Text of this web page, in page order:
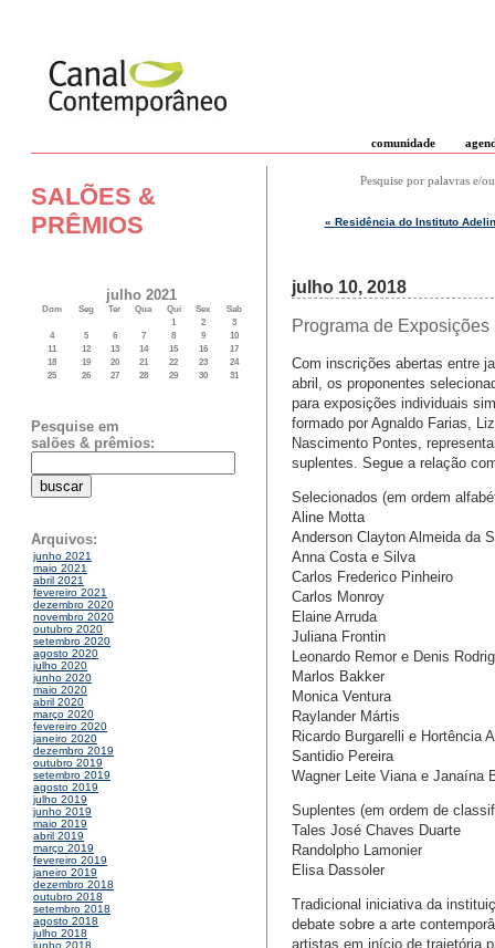
comunidade
SALÕES &
PRÊMIOS
julho 2021
Dom Seg Ter Qua Qui Sex
Sab
1
2
3
4
5 6 7 8 9
10
11
12 13 14 15 16
17
18
19 20 21 22 23
24
25
26 27 28 29 30 31
Pesquise em
salões & prêmios:
Arquivos:
junho 2021
maio 2021
abril 2021
fevereiro 2021
dezembro 2020
novembro 2020
outubro 2020
setembro 2020
agosto 2020
julho 2020
junho 2020
maio 2020
abril 2020
março 2020
fevereiro 2020
janeiro 2020
dezembro 2019
outubro 2019
setembro 2019
agosto 2019
julho 2019
junho 2019
maio 2019
abril 2019
março 2019
fevereiro 2019
janeiro 2019
dezembro 2018
outubro 2018
setembro 2018
agosto 2018
julho 2018
Pesquise por palavras e/
« Residência do Instituto
julho 10, 2018
Programa de
Com inscrições abertas entre
abril, os proponentes
para exposições individuais
formado por Agnaldo Farias,
Nascimento Pontes,
suplentes. Segue a relação
Selecionados (em ordem
Aline Motta
Anderson Clayton Almeida da
Anna Costa e Silva
Carlos Frederico Pinheiro
Carlos Monroy
Elaine Arruda
Juliana Frontin
Leonardo Remor e Denis
Marlos Bakker
Monica Ventura
Raylander Mártis
Ricardo Burgarelli e Hortência
Santidio Pereira
Wagner Leite Viana e Janaína
Suplentes (em ordem de
Tales José Chaves Duarte
Randolpho Lamonier
Elisa Dassoler
Tradicional iniciativa da
debate sobre a arte
artistas em início de trajetória